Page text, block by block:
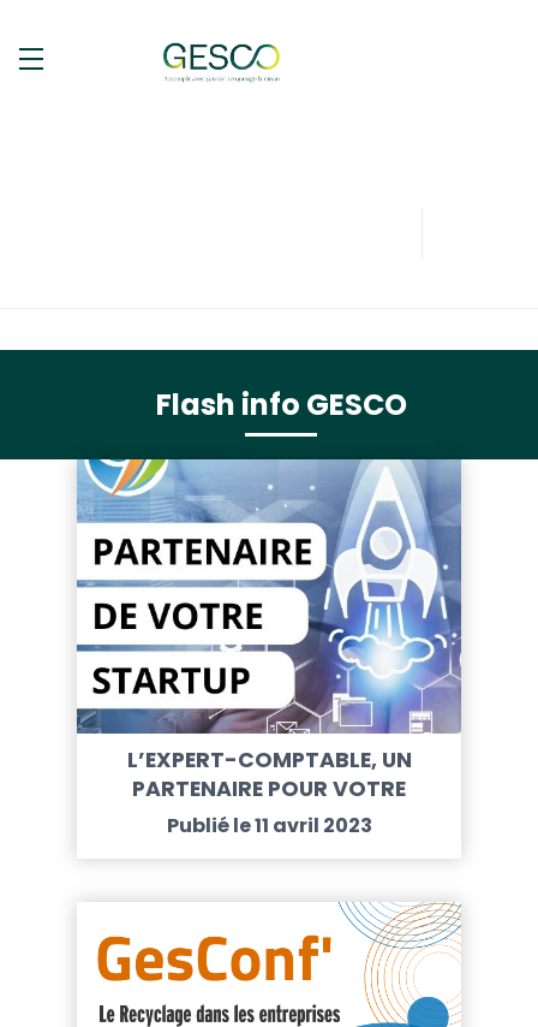
Flash info GESCO
L’EXPERT-COMPTABLE, UN
PARTENAIRE POUR VOTRE
STARTUP
Publié le 11 avril 2023